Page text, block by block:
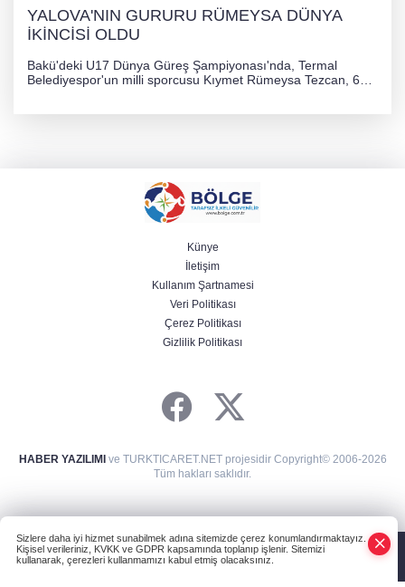
YALOVA'NIN GURURU RÜMEYSA DÜNYA
İKİNCİSİ OLDU
Bakü'deki U17 Dünya Güreş Şampiyonası'nda, Termal
Belediyespor'un milli sporcusu Kıymet Rümeysa Tezcan, 69
Künye
İletişim
Kullanım Şartnamesi
Veri Politikası
Çerez Politikası
Gizlilik Politikası
HABER YAZILIMIve TURKTICARET.NET projesidir Copyright© 2006-2026
Tüm hakları saklıdır.
Sizlere daha iyi hizmet sunabilmek adına sitemizde çerez konumlandırmaktayız.
Kişisel verileriniz, KVKK ve GDPR kapsamında toplanıp işlenir. Sitemizi
kullanarak, çerezleri kullanmamızı kabul etmiş olacaksınız.